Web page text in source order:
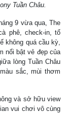
Tuần Châu.
9 vừa qua, The
phê, check-in, tổ
không quá cầu kỳ,
nổi bật vẻ đẹp của
lòng Tuần Châu
sắc, mùi thơm
và sở hữu view
vui chơi vô cùng